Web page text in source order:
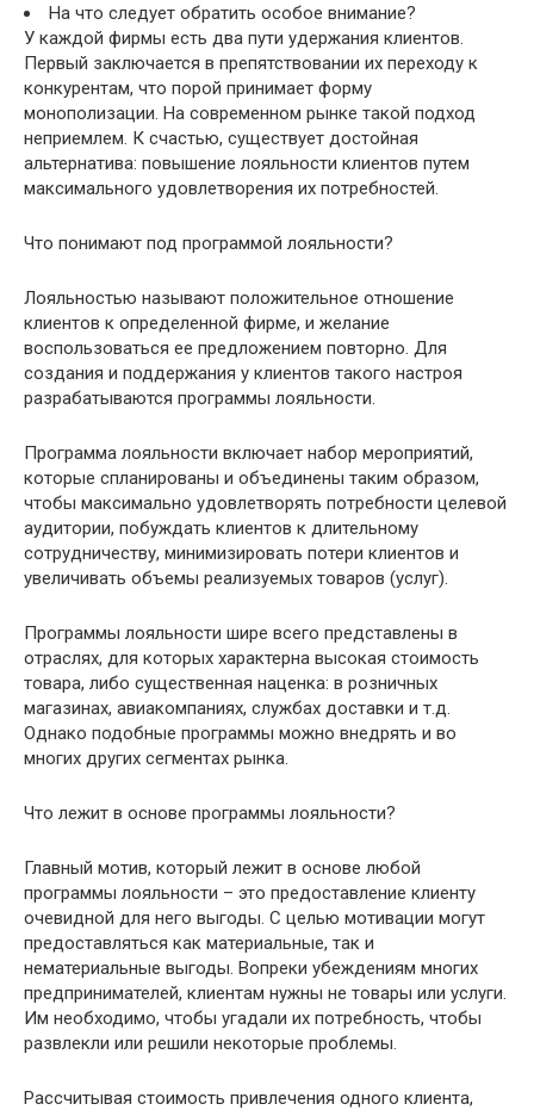
На что следует обратить особое внимание?
У каждой фирмы есть два пути удержания клиентов.
Первый заключается в препятствовании их переходу к
конкурентам, что порой принимает форму
монополизации. На современном рынке такой подход
неприемлем. К счастью, существует достойная
альтернатива: повышение лояльности клиентов путем
максимального удовлетворения их потребностей.
Что понимают под программой лояльности?
Лояльностью называют положительное отношение
клиентов к определенной фирме, и желание
воспользоваться ее предложением повторно. Для
создания и поддержания у клиентов такого настроя
разрабатываются программы лояльности.
Программа лояльности включает набор мероприятий,
которые спланированы и объединены таким образом,
чтобы максимально удовлетворять потребности целевой
аудитории, побуждать клиентов к длительному
сотрудничеству, минимизировать потери клиентов и
увеличивать объемы реализуемых товаров (услуг).
Программы лояльности шире всего представлены в
отраслях, для которых характерна высокая стоимость
товара, либо существенная наценка: в розничных
магазинах, авиакомпаниях, службах доставки и т.д.
Однако подобные программы можно внедрять и во
многих других сегментах рынка.
Что лежит в основе программы лояльности?
Главный мотив, который лежит в основе любой
программы лояльности – это предоставление клиенту
очевидной для него выгоды. С целью мотивации могут
предоставляться как материальные, так и
нематериальные выгоды. Вопреки убеждениям многих
предпринимателей, клиентам нужны не товары или услуги.
Им необходимо, чтобы угадали их потребность, чтобы
развлекли или решили некоторые проблемы.
Рассчитывая стоимость привлечения одного клиента,